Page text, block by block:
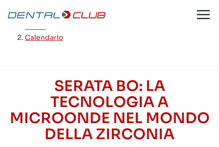
contenuto
Calendario
SERATA BO: LA
TECNOLOGIA A
MICROONDE NEL MONDO
DELLA ZIRCONIA